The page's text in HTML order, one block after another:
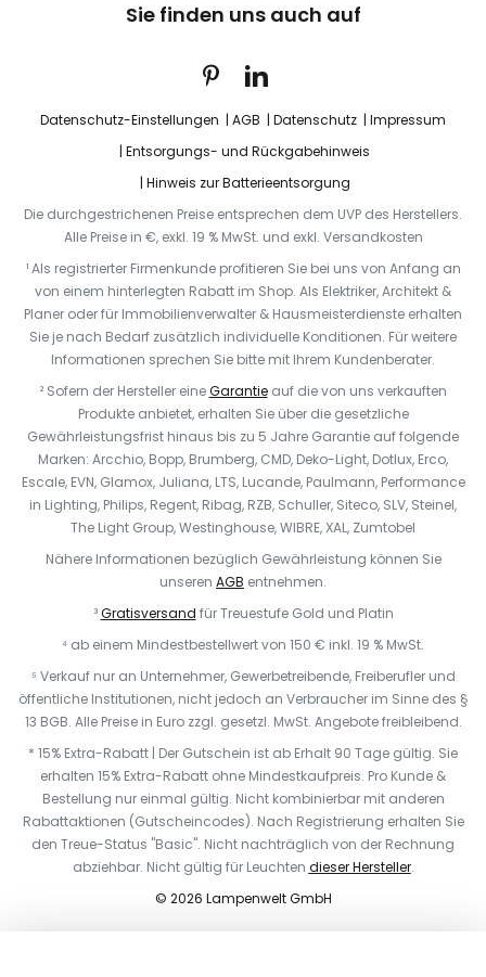
Sie finden uns auch auf
Datenschutz-Einstellungen AGB Datenschutz
Impressum
Entsorgungs- und Rückgabehinweis
Hinweis zur Batterieentsorgung
Die durchgestrichenen Preise entsprechen dem UVP des Herstellers.
Alle Preise in €, exkl. 19 % MwSt. und exkl. Versandkosten
¹ Als registrierter Firmenkunde profitieren Sie bei uns von Anfang an
von einem hinterlegten Rabatt im Shop. Als Elektriker, Architekt &
Planer oder für Immobilienverwalter & Hausmeisterdienste erhalten
Sie je nach Bedarf zusätzlich individuelle Konditionen. Für weitere
Informationen sprechen Sie bitte mit Ihrem Kundenberater.
² Sofern der Hersteller eineGarantieauf die von uns verkauften
Produkte anbietet, erhalten Sie über die gesetzliche
Gewährleistungsfrist hinaus bis zu 5 Jahre Garantie auf folgende
Marken: Arcchio, Bopp, Brumberg, CMD, Deko-Light, Dotlux, Erco,
Escale, EVN, Glamox, Juliana, LTS, Lucande, Paulmann, Performance
in Lighting, Philips, Regent, Ribag, RZB, Schuller, Siteco, SLV, Steinel,
The Light Group, Westinghouse, WIBRE, XAL, Zumtobel
Nähere Informationen bezüglich Gewährleistung können Sie
unseren AGB entnehmen.
³Gratisversand für Treuestufe Gold und Platin
⁴ ab einem Mindestbestellwert von 150 € inkl. 19 % MwSt.
⁵ Verkauf nur an Unternehmer, Gewerbetreibende, Freiberufler und
öffentliche Institutionen, nicht jedoch an Verbraucher im Sinne des §
13 BGB. Alle Preise in Euro zzgl. gesetzl. MwSt. Angebote freibleibend.
* 15% Extra-Rabatt | Der Gutschein ist ab Erhalt 90 Tage gültig. Sie
erhalten 15% Extra-Rabatt ohne Mindestkaufpreis. Pro Kunde &
Bestellung nur einmal gültig. Nicht kombinierbar mit anderen
Rabattaktionen (Gutscheincodes). Nach Registrierung erhalten Sie
den Treue-Status "Basic". Nicht nachträglich von der Rechnung
abziehbar. Nicht gültig für Leuchten dieser Hersteller.
© 2026 Lampenwelt GmbH